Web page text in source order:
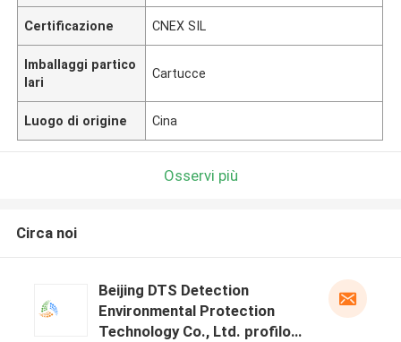
Certificazione CNEX SIL
Imballaggi partico
lari
Cartucce
Luogo di origine Cina
Osservi più
Circa noi
Beijing DTS Detection
Environmental Protection
Technology Co., Ltd. profilo